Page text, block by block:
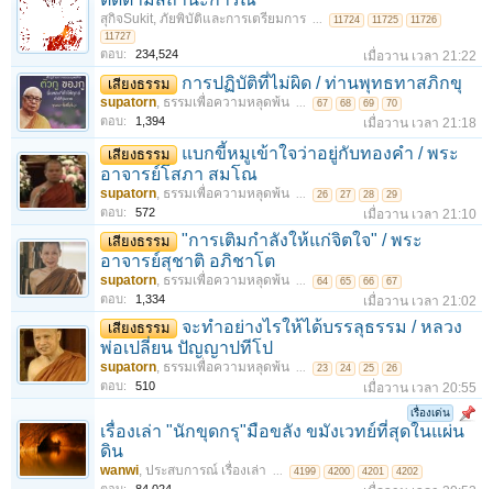
สุกิจSukit, ภัยพิบัติและการเตรียมการ ... 11724 11725
11726
11727
ตอบ: 234,524 เมื่อวาน เวลา 21:22
เสียงธรรม การปฏิบัติที่ไม่ผิด / ท่านพุทธทาสภิกขุ
supatorn, ธรรมเพื่อความหลุดพ้น ... 67 68 69 70
ตอบ: 1,394 เมื่อวาน เวลา 21:18
เสียงธรรม
แบกขี้หมูเข้าใจว่าอยู่กับทองคำ / พระ
อาจารย์โสภา สมโณ
supatorn, ธรรมเพื่อความหลุดพ้น ... 26 27 28 29
ตอบ: 572 เมื่อวาน เวลา 21:10
เสียงธรรม
"การเติมกำลังให้แก่จิตใจ" / พระ
อาจารย์สุชาติ อภิชาโต
supatorn, ธรรมเพื่อความหลุดพ้น ... 64 65 66 67
ตอบ: 1,334 เมื่อวาน เวลา 21:02
เสียงธรรม
จะทำอย่างไรให้ได้บรรลุธรรม / หลวง
พ่อเปลี่ยน ปัญญาปทีโป
supatorn, ธรรมเพื่อความหลุดพ้น ... 23 24 25 26
ตอบ: 510 เมื่อวาน เวลา 20:55
เรื่องเด่น
เรื่องเล่า "นักขุดกรุ"มือขลัง ขมังเวทย์ที่สุดในแผ่น
ดิน
wanwi, ประสบการณ์ เรื่องเล่า ... 4199 4200 4201 4202